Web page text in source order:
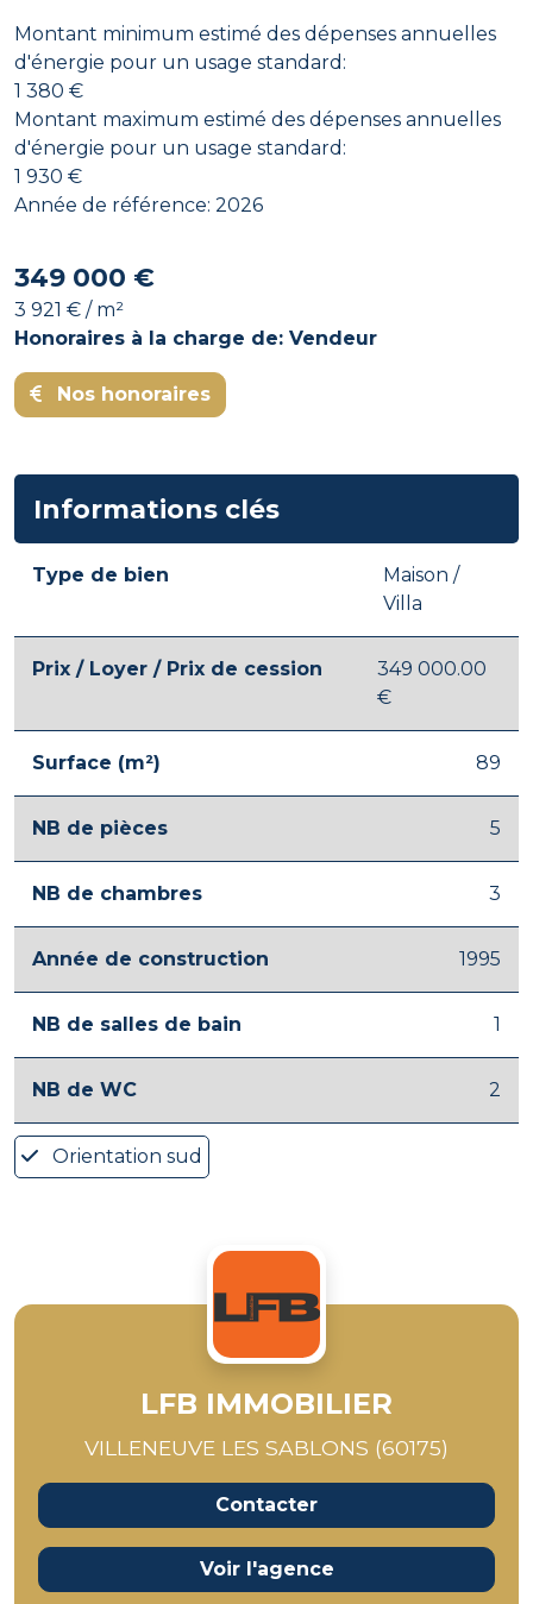
Montant minimum estimé des dépenses annuelles
d'énergie pour un usage standard:
1 380 €
Montant maximum estimé des dépenses annuelles
d'énergie pour un usage standard:
1 930 €
Année de référence: 2026
349 000 €
3 921 € / m²
Honoraires à la charge de: Vendeur
Nos honoraires
Informations clés
Type de bien
Maison /
Villa
Prix / Loyer / Prix de cession
349 000.00
€
Surface (m²) 89
NB de pièces 5
NB de chambres 3
Année de construction 1995
NB de salles de bain 1
NB de WC 2
Orientation sud
LFB IMMOBILIER
VILLENEUVE LES SABLONS (60175)
Contacter
Voir l'agence